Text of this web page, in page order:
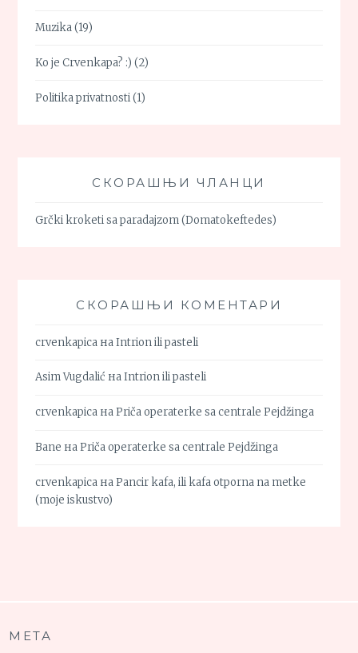
Muzika(19)
Ko je Crvenkapa? :) (2)
Politika privatnosti(1)
СКОРАШЊИ ЧЛАНЦИ
Grčki kroketi sa paradajzom (Domatokeftedes)
СКОРАШЊИ КОМЕНТАРИ
crvenkapica наIntrion ili pasteli
Asim Vugdalić наIntrion ili pasteli
crvenkapica наPriča operaterke sa centrale Pejdžinga
Bane наPriča operaterke sa centrale Pejdžinga
crvenkapica наPancir kafa, ili kafa otporna na metke
(moje iskustvo)
МЕТА